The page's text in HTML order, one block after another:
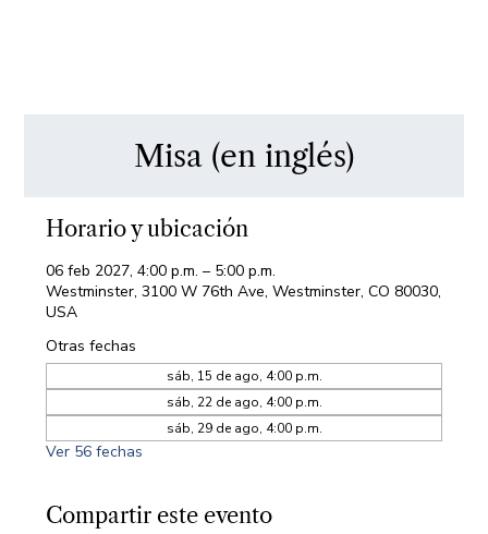
Misa (en inglés)
Horario y ubicación
06 feb 2027, 4:00 p.m. – 5:00 p.m.
Westminster, 3100 W 76th Ave, Westminster, CO 80030,
USA
Otras fechas
sáb, 15 de ago, 4:00 p.m.
sáb, 22 de ago, 4:00 p.m.
sáb, 29 de ago, 4:00 p.m.
Ver 56 fechas
Compartir este evento